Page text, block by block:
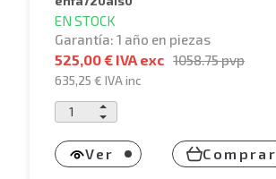
EN STOCK
Garantía: 1 año en piezas
525,00 € IVA exc 1058.75pvp
635,25 €IVA inc
Ver Comprar